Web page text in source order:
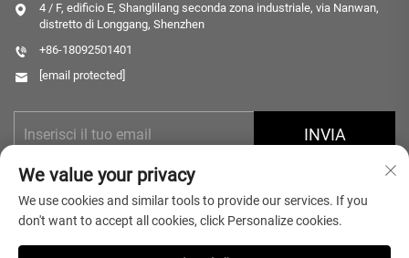
4 / F, edificio E, Shanglilang seconda zona industriale, via Nanwan,
distretto di Longgang, Shenzhen
+86-18092501401
[email protected]
INVIA
We value your privacy
We use cookies and similar tools to provide our services. If you
don't want to accept all cookies, click Personalize cookies.